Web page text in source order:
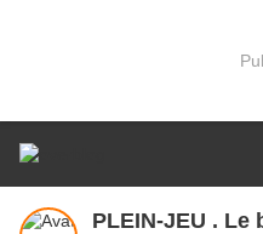
PLEIN-JEU . Le